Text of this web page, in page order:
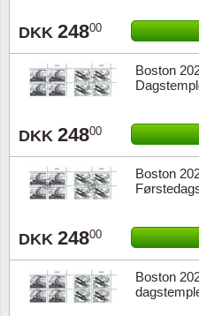
DKK 24800
Boston
DKK 24800
Boston
DKK 24800
Boston